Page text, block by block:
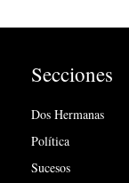
Secciones
Dos Hermanas
Política
Sucesos